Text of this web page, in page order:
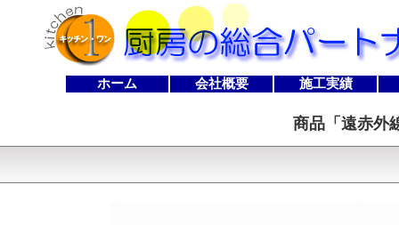
ホーム 会社概要 施工実績
商品「 遠赤外